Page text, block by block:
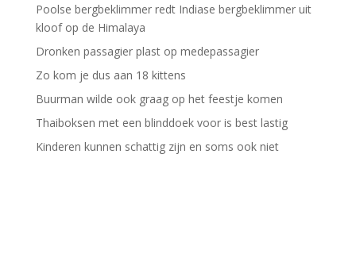
Poolse bergbeklimmer redt Indiase bergbeklimmer uit
kloof op de Himalaya
Dronken passagier plast op medepassagier
Zo kom je dus aan 18 kittens
Buurman wilde ook graag op het feestje komen
Thaiboksen met een blinddoek voor is best lastig
Kinderen kunnen schattig zijn en soms ook niet